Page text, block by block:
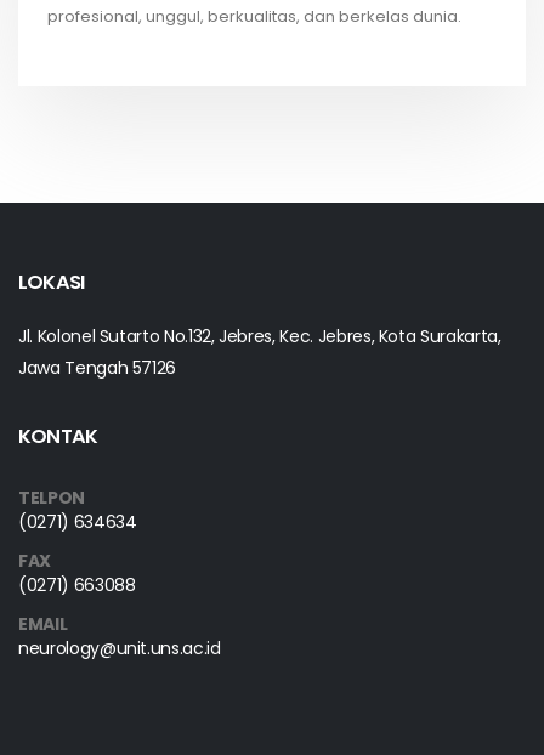
profesional, unggul, berkualitas, dan berkelas dunia.
LOKASI
Jl. Kolonel Sutarto No.132, Jebres, Kec. Jebres, Kota Surakarta,
Jawa Tengah 57126
KONTAK
TELPON
(0271) 634634
FAX
(0271) 663088
EMAIL
neurology@unit.uns.ac.id